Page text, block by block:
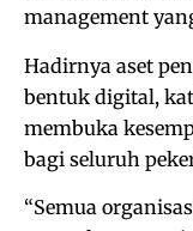
management
Hadirnya aset
bentuk digital,
membuka
bagi seluruh
“Semua